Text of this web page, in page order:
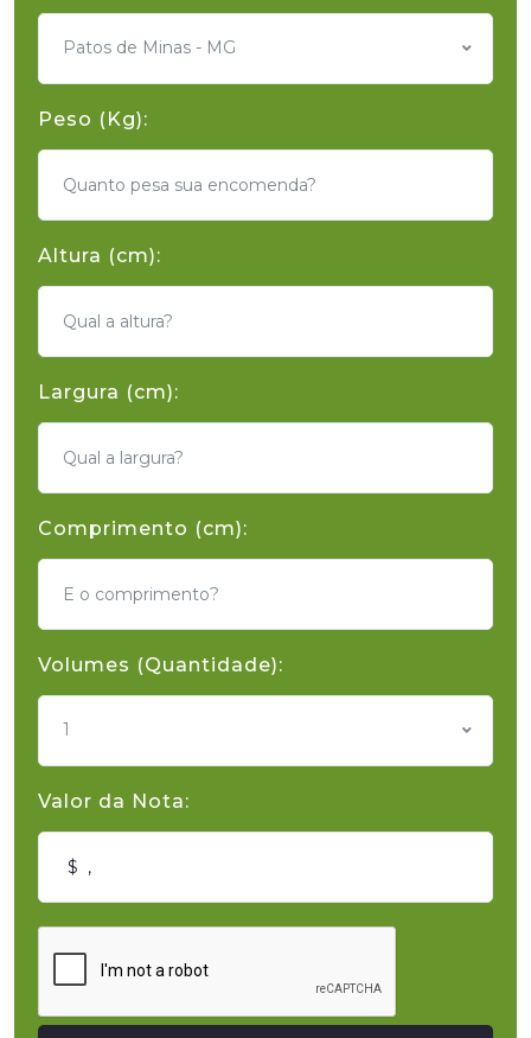
Patos de Minas - MG
Peso (Kg):
Altura (cm):
Largura (cm):
Comprimento (cm):
Volumes (Quantidade):
1
Valor da Nota: